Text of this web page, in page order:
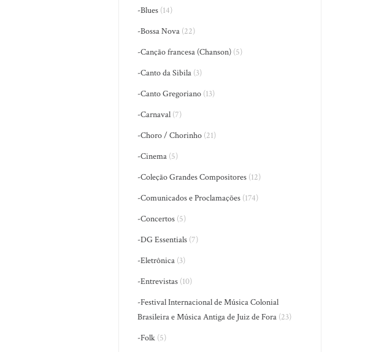
-Blues (14)
-Bossa Nova (22)
-Canção francesa (Chanson) (5)
-Canto da Sibila (3)
-Canto Gregoriano (13)
-Carnaval (7)
-Choro / Chorinho (21)
-Cinema (5)
-Coleção Grandes Compositores (12)
-Comunicados e Proclamações (174)
-Concertos (5)
-DG Essentials (7)
-Eletrônica (3)
-Entrevistas (10)
-Festival Internacional de Música Colonial
Brasileira e Música Antiga de Juiz de Fora (23)
-Folk (5)